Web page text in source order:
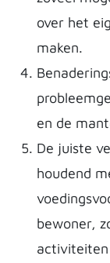
over het
maken.
en de
De juiste
houdend
bewoner,
activiteiten